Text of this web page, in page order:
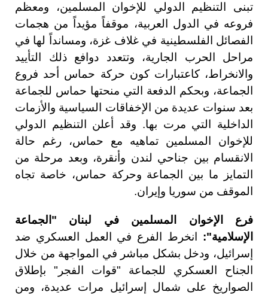
تبنى التنظيم الدولي للإخوان المسلمين، ومعظم
فروعه في الدول العربية، موقفاً مؤيداً من هجمات
الفصائل الفلسطينية في غلاف غزة، ومسانداً لها في
مراحل الحرب الجارية، وتتعدد دوافع ذلك التأييد
والانخراط، كاعتبارات كون حركة حماس أحد فروع
الجماعة، وبحكم الدفعة التي منحتها حماس للجماعة
بعد سنوات عديدة من الإخفاقات السياسية والأزمات
الداخلية التي مرت بها. وقد أعلن التنظيم الدولي
للإخوان المسلمين تماهيه مع حماس، رغم حالة
الانقسام بين جناحي لندن وأنقرة، وبعد مرحلة من
التمايز ما بين الجماعة وحركة حماس، خاصة تجاه
الموقف من سوريا وإيران.
فرع الإخوان المسلمين في لبنان "الجماعة
الإسلامية":
انخرط الفرع في العمل العسكري ضد
إسرائيل، ودخل بشكل مباشر في المواجهة من خلال
الجناح العسكري للجماعة "قوات الفجر" بإطلاق
الصواريخ على شمال إسرائيل مرات عديدة، ومن